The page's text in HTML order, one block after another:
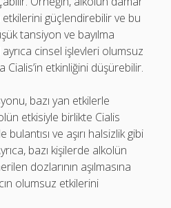
etkilerini güçlendirebilir ve bu
tansiyon ve bayılma
cinsel işlevleri olumsuz
etkinliğini düşürebilir.
bazı yan etkilerle
etkisiyle birlikte Cialis
bulantısı ve aşırı halsizlik gibi
bazı kişilerde alkolün
dozlarının aşılmasına
olumsuz etkilerini